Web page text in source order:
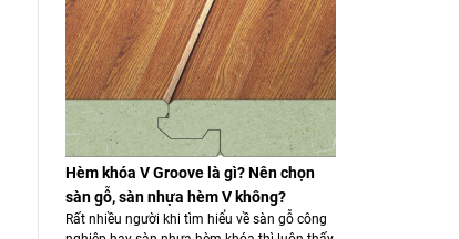
Hèm khóa V Groove là gì? Nên chọn
sàn gỗ, sàn nhựa hèm V không?
Rất nhiều người khi tìm hiểu về sàn gỗ công